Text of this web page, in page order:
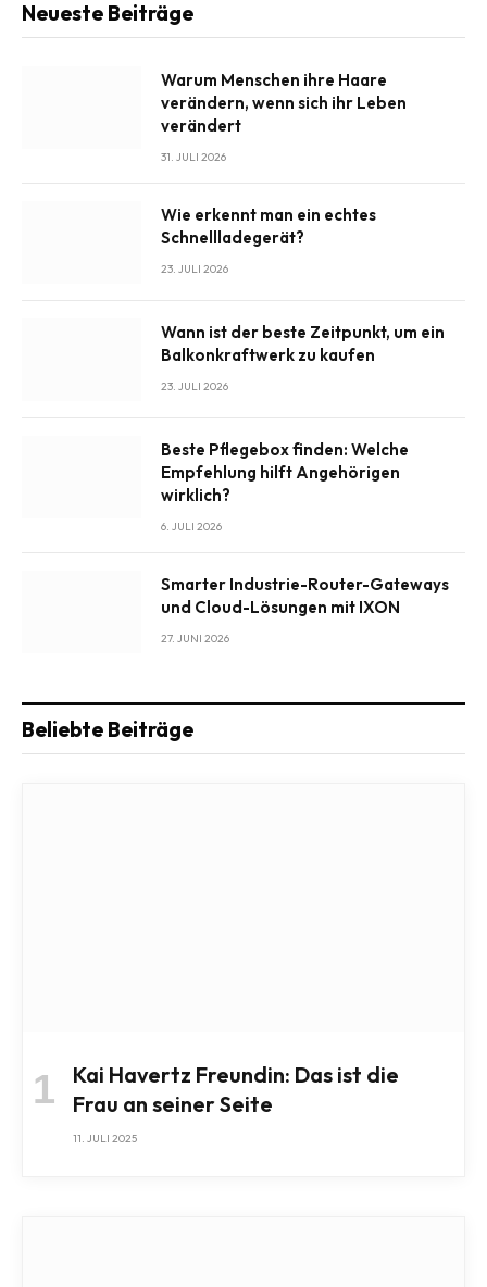
Neueste Beiträge
Warum Menschen ihre Haare
verändern, wenn sich ihr Leben
verändert
31. JULI 2026
Wie erkennt man ein echtes
Schnellladegerät?
23. JULI 2026
Wann ist der beste Zeitpunkt, um ein
Balkonkraftwerk zu kaufen
23. JULI 2026
Beste Pflegebox finden: Welche
Empfehlung hilft Angehörigen
wirklich?
6. JULI 2026
Smarter Industrie-Router-Gateways
und Cloud-Lösungen mit IXON
27. JUNI 2026
Beliebte Beiträge
Kai Havertz Freundin: Das ist die
Frau an seiner Seite
11. JULI 2025